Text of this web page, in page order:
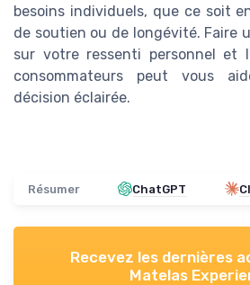
besoins individuels, que ce soit
de soutien ou de longévité. Faire
sur votre ressenti personnel et
consommateurs peut vous
décision éclairée.
Résumer ChatGPT
Recevez les dernières
Matelas